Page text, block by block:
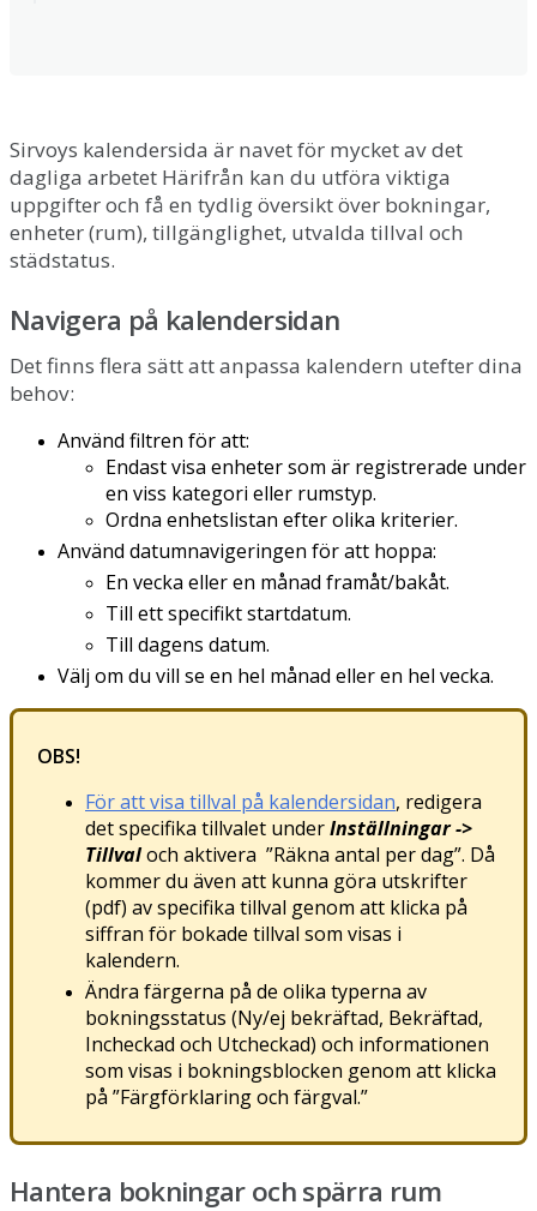
Sirvoys kalendersida är navetför mycketavdet
dagliga arbetet Härifrån kan du utföra viktiga
uppgifteroch få en tydligöversiktöver bokningar,
enheter(rum), tillgänglighet, utvalda tillval och
städstatus.
Navigera på kalendersidan
Detfinns flera sättattanpassa kalendern utefterdina
behov:
Använd filtren föratt:
Endastvisa enhetersom är registrerade under
en viss kategori eller rumstyp.
Ordna enhetslistan efterolika kriterier.
Använd datumnavigeringen föratt hoppa:
En vecka elleren månad framåt/bakåt.
Till ettspecifiktstartdatum.
Till dagens datum.
Välj om du vill se en hel månad elleren hel vecka.
OBS!
Förattvisa tillval på kalendersidan, redigera
detspecifika tillvalet underInställningar->
Tillvaloch aktivera ”Räkna antal perdag”. Då
kommerdu även att kunna göra utskrifter
(pdf) avspecifika tillval genom att klicka på
siffran för bokade tillval som visas i
kalendern.
Ändra färgerna på de olika typerna av
bokningsstatus (Ny/ej bekräftad, Bekräftad,
Incheckad och Utcheckad) och informationen
som visas i bokningsblocken genom att klicka
på ”Färgförklaringoch färgval.”
Hantera bokningar ochspärra rum